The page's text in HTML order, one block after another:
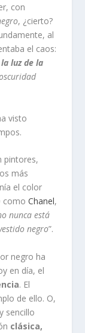
con
, ¿cierto?
al
el caos:
luz de la
visto
pintores,
más
el color
comoChanel,
nunca está
negro”.
negro ha
en día, el
. El
de ello. O,
sencillo
clásica,